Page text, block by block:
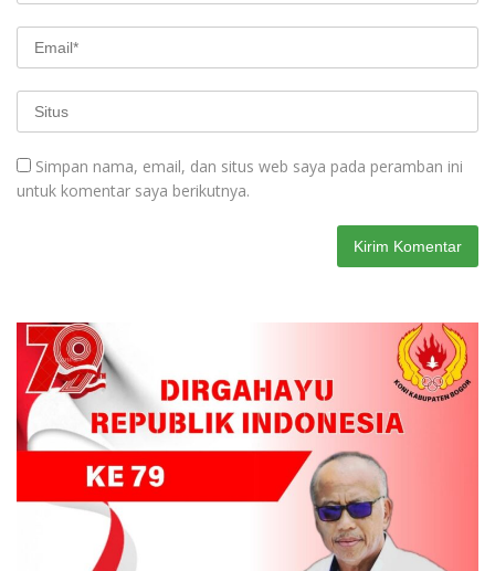
Simpan nama, email, dan situs web saya pada peramban ini
untuk komentar saya berikutnya.